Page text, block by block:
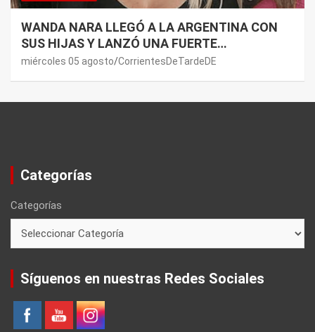
WANDA NARA LLEGÓ A LA ARGENTINA CON
SUS HIJAS Y LANZÓ UNA FUERTE
PREMONICIÓN SOBRE MAURO ICARDI
miércoles 05 agosto CorrientesDeTardeDE
Categorías
Categorías
Síguenos en nuestras Redes Sociales